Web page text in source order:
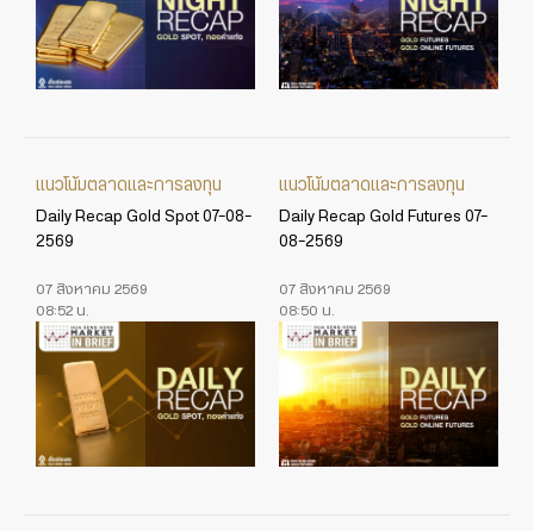
แนวโน้มตลาดและการลงทุน
Daily Recap Gold Spot 07-08-
2569
07 สิงหาคม 2569
08:52 น.
แนวโน้มตลาดและการลงทุน
Daily Recap Gold Futures 07-
08-2569
07 สิงหาคม 2569
08:50 น.